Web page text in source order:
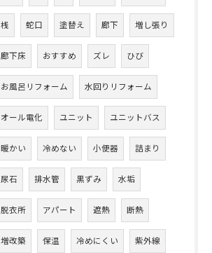
桟 蛇口 塗替え 廊下 増し張り
廊下床 おすすめ ズレ ひび
お風呂リフォーム 水回りリフォーム
オール電化 ユニット ユニットバス
暖かい 冷めない 小便器 詰まり
尿石 排水管 黒ずみ 水垢
脱衣所 アパート 遮熱 断熱
増改築 保温 冷めにくい 紫外線